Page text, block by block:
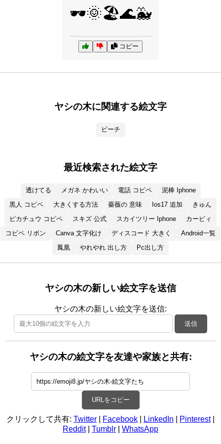
🕶️🌞🏖️🌊🐳
コピー
ヤシの木に関連する絵文字
ビーチ
最近検索された絵文字
透けてる メガネ かわいい 電話 コピペ
泥棒 Iphone
黒人 コピペ
大きくする方法 薔薇の 意味 Ios17 追加
きゅん
ピカチュウ コピペ
スキズ 公式 スカイツリー Iphone
カービィ
コピペ リボン
Canva 文字化け ディスコード 大きく
Android一覧
鳳凰
やれやれ 出し方 Pc出し方
ヤシの木の新しい絵文字を送信
ヤシの木の新しい絵文字を送信:
送信
ヤシの木の絵文字を友達や家族と共有:
URLをコピー
クリックして共有: Twitter Facebook LinkedIn Pinterest|
Reddit| Tumblr WhatsApp